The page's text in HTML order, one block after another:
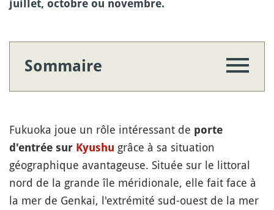
juillet, octobre ou novembre.
Sommaire
Fukuoka joue un rôle intéressant de porte
d'entrée sur Kyushu grâce à sa situation
géographique avantageuse. Située sur le littoral
nord de la grande île méridionale, elle fait face à
la mer de Genkai, l'extrémité sud-ouest de la mer